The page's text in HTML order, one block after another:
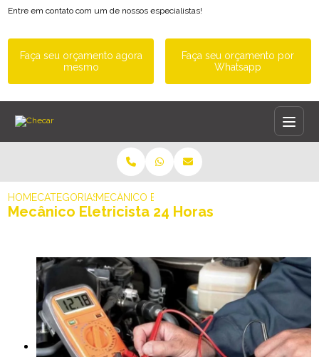
Entre em contato com um de nossos especialistas!
Faça seu orçamento agora
mesmo
Faça seu orçamento por
Whatsapp
HOMECATEGORIASMECÂNICO ELETRICISTA 24 HORAS
Mecânico Eletricista 24 Horas